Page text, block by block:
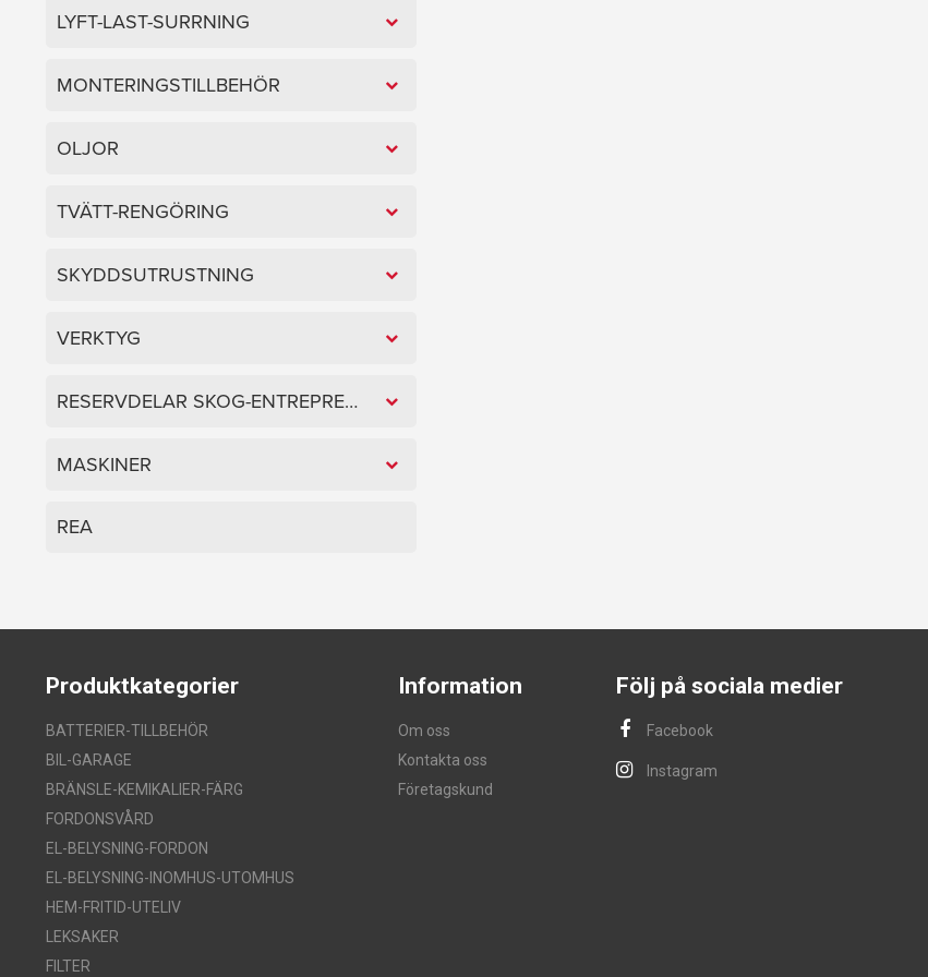
LYFT-LAST-SURRNING
MONTERINGSTILLBEHÖR
OLJOR
TVÄTT-RENGÖRING
SKYDDSUTRUSTNING
VERKTYG
RESERVDELAR SKOG-ENTREPRENAD
MASKINER
REA
Produktkategorier
BATTERIER-TILLBEHÖR
BIL-GARAGE
BRÄNSLE-KEMIKALIER-FÄRG
FORDONSVÅRD
EL-BELYSNING-FORDON
EL-BELYSNING-INOMHUS-UTOMHUS
HEM-FRITID-UTELIV
LEKSAKER
FILTER
Information
Om oss
Kontakta oss
Företagskund
Följ på sociala medier
Facebook
Instagram